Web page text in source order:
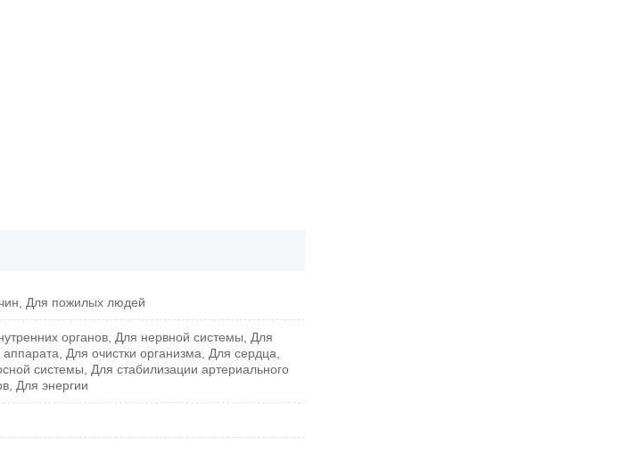
Для пожилых людей
органов, Для нервной системы, Для
аппарата, Для очистки организма, Для сердца,
системы, Для стабилизации артериального
Для энергии